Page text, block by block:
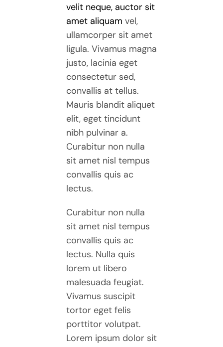
velit neque, auctor sit
amet aliquam vel,
ullamcorper sit amet
ligula. Vivamus magna
justo, lacinia eget
consectetur sed,
convallis at tellus.
Mauris blandit aliquet
elit, eget tincidunt
nibh pulvinar a.
Curabitur non nulla
sit amet nisl tempus
convallis quis ac
lectus.
Curabitur non nulla
sit amet nisl tempus
convallis quis ac
lectus. Nulla quis
lorem ut libero
malesuada feugiat.
Vivamus suscipit
tortor eget felis
porttitor volutpat.
Lorem ipsum dolor sit